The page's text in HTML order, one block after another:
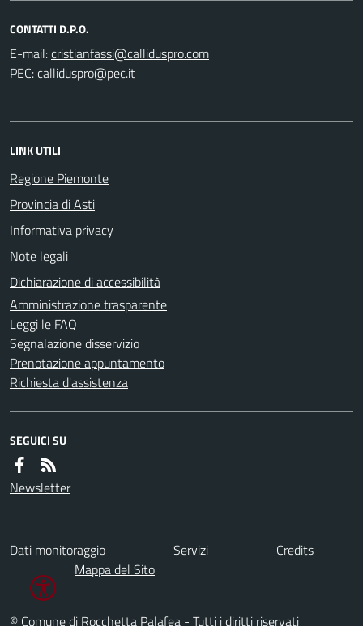
CONTATTI D.P.O.
E-mail:
PEC:
LINK UTILI
Regione Piemonte
Provincia di Asti
Informativa privacy
Note legali
Dichiarazione di accessibilità
Amministrazione trasparente
Leggi le FAQ
Segnalazione disservizio
Prenotazione appuntamento
Richiesta d'assistenza
SEGUICI SU
Newsletter
Dati monitoraggio Servizi
Credits
Mappa del Sito
© Comune di Rocchetta Palafea - Tutti i diritti riservati